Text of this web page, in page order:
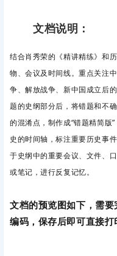
文档说明：
结合肖秀荣的《精讲精练》和
物、会议及时间线。重点关注
争、解放战争、新中国成立后
题的史纲部分后，将错题和不
的混淆点，制作成“错题精简版
史的时间轴，标注重要历史事
于史纲中的重要会议、文件、
或笔记，进行反复记忆。
文档的预览图如下，需
编码，保存后即可直接打